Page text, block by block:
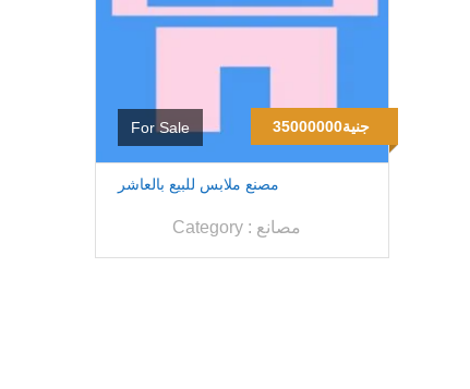
For Sale 35000000جنية
مصنع ملابس للبيع بالعاشر
Category : مصانع